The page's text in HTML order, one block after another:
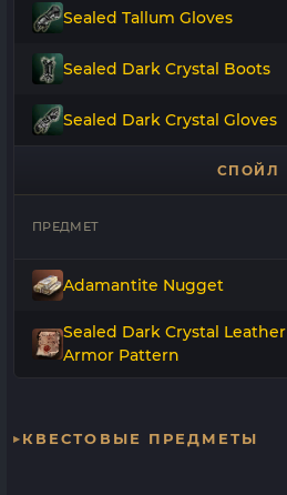
Sealed Tallum Gloves
Sealed Dark Crystal Boots
Sealed Dark Crystal Gloves
СПОЙЛ
ПРЕДМЕТ
Adamantite Nugget
Sealed Dark Crystal Leather
Armor Pattern
КВЕСТОВЫЕ ПРЕДМЕТЫ